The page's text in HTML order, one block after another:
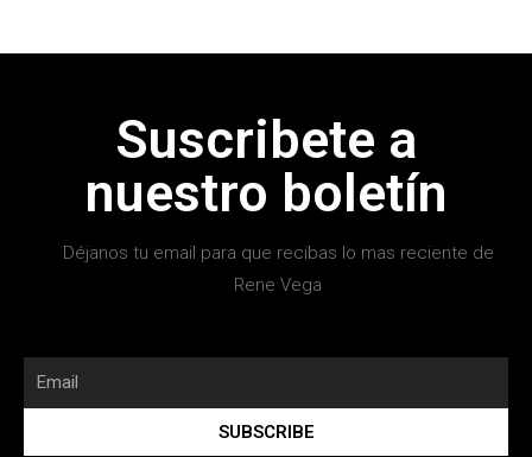
Suscribete a
nuestro boletín
Déjanos tu email para que recibas lo mas reciente de
Rene Vega
SUBSCRIBE